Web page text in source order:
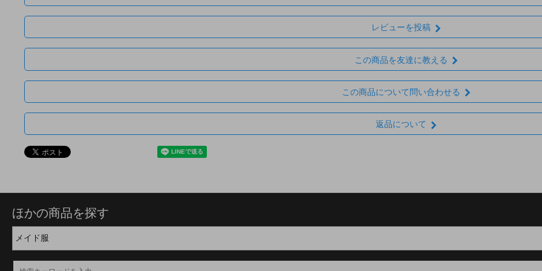
レビューを投稿
この商品を友達に教える
この商品について問い合わせる
返品について
ほかの商品を探す